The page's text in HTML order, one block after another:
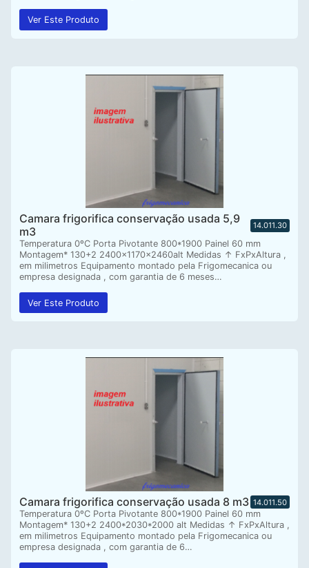
Ver Este Produto
Camara frigorifica conservação usada 5,9
m3
14.011.30
Temperatura 0ºC Porta Pivotante 800*1900 Painel 60 mm
Montagem* 130+2 2400x1170x2460alt Medidas ↑ FxPxAltura ,
em milimetros Equipamento montado pela Frigomecanica ou
empresa designada , com garantia de 6 meses…
Ver Este Produto
Camara frigorifica conservação usada 8 m3 14.011.50
Temperatura 0ºC Porta Pivotante 800*1900 Painel 60 mm
Montagem* 130+2 2400*2030*2000 alt Medidas ↑ FxPxAltura ,
em milimetros Equipamento montado pela Frigomecanica ou
empresa designada , com garantia de 6…